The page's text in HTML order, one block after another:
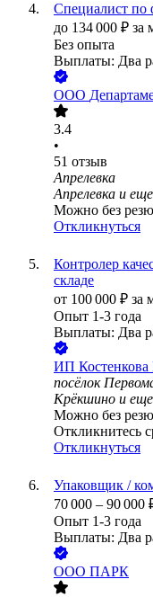
Специалист по
до 134 000 ₽ за
Без опыта
Выплаты: Два
ООО
3.4
•
51 отзыв
Апрелевка
Апрелевка и еще
Можно без
Откликнуться
Контролер
складе
от 100 000 ₽ за
Опыт 1-3 года
Выплаты: Два
ИП
посёлок
Крёкшино и еще
Можно без
Откликнитесь
Откликнуться
Упаковщик /
70 000 – 90 000
Опыт 1-3 года
Выплаты: Два
ООО ПАРК